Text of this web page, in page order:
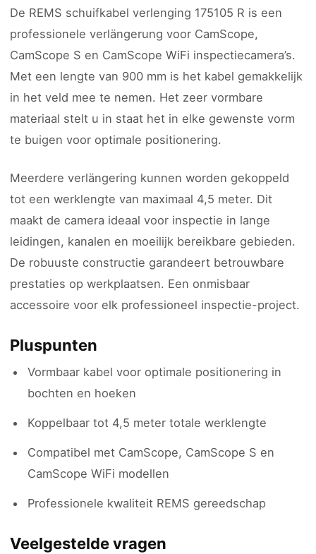
De REMS schuifkabel verlenging 175105 R is een
professionele verlängerung voor CamScope,
CamScope S en CamScope WiFi inspectiecamera’s.
Met een lengte van 900 mm is het kabel gemakkelijk
in het veld mee te nemen. Het zeer vormbare
materiaal stelt u in staat het in elke gewenste vorm
te buigen voor optimale positionering.
Meerdere verlängering kunnen worden gekoppeld
tot een werklengte van maximaal 4,5 meter. Dit
maakt de camera ideaal voor inspectie in lange
leidingen, kanalen en moeilijk bereikbare gebieden.
De robuuste constructie garandeert betrouwbare
prestaties op werkplaatsen. Een onmisbaar
accessoire voor elk professioneel inspectie-project.
Pluspunten
Vormbaar kabel voor optimale positionering in
bochten en hoeken
Koppelbaar tot 4,5 meter totale werklengte
Compatibel met CamScope, CamScope S en
CamScope WiFi modellen
Professionele kwaliteit REMS gereedschap
Veelgestelde vragen